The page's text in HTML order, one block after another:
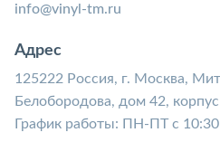
info@vinyl-tm.ru
Адрес
125222 Россия, г. Москва,
Белобородова, дом 42, корпус
График работы: ПН-ПТ с